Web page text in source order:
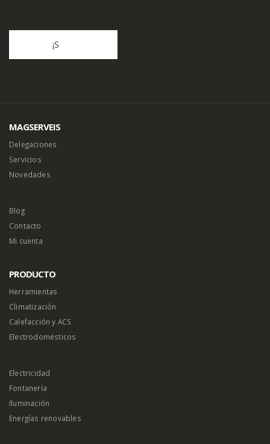
MAGSERVEIS
Delegaciones
Servicios
Novedades
Blog
Contacto
Mi cuenta
PRODUCTO
Herramientas
Climatización
Calefacción y ACS
Electrodomésticos
Electricidad
Fontanería
Iluminación
Energías renovables